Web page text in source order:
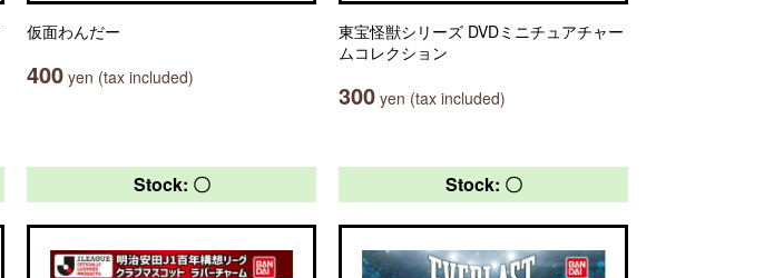
仮面わんだー
400 yen (tax included)
東宝怪獣シリーズ DVDミニチュアチャー
ムコレクション
300 yen (tax included)
Stock: 〇 Stock: 〇